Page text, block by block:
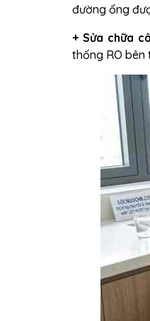
đường ống
+ Sửa chữa
thống RO bên